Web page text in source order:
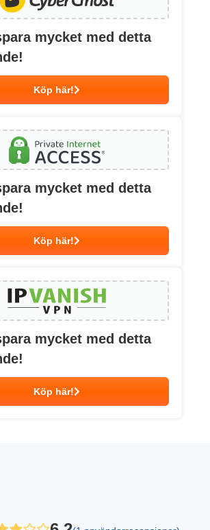
mycket med detta
Köp här!
mycket med detta
Köp här!
mycket med detta
Köp här!